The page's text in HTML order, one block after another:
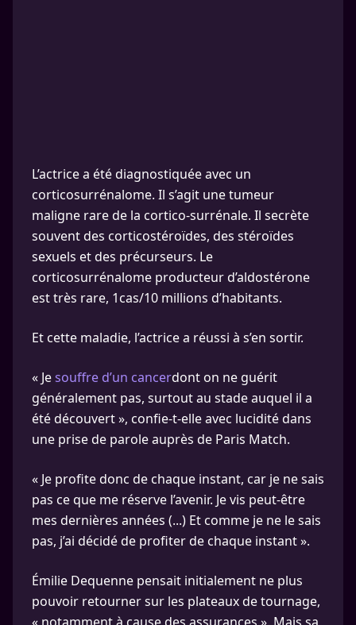
L’actrice a été diagnostiquée avec un
corticosurrénalome. Il s’agit une tumeur
maligne rare de la cortico-surrénale. Il secrète
souvent des corticostéroïdes, des stéroïdes
sexuels et des précurseurs. Le
corticosurrénalome producteur d’aldostérone
est très rare, 1cas/10 millions d’habitants.
Et cette maladie, l’actrice a réussi à s’en sortir.
« Jesouffre d’un cancerdont on ne guérit
généralement pas, surtout au stade auquel il a
été découvert », confie-t-elle avec lucidité dans
une prise de parole auprès de Paris Match.
« Je profite donc de chaque instant, car je ne sais
pas ce que me réserve l’avenir. Je vis peut-être
mes dernières années (...) Et comme je ne le sais
pas, j’ai décidé de profiter de chaque instant ».
Émilie Dequenne pensait initialement ne plus
pouvoir retourner sur les plateaux de tournage,